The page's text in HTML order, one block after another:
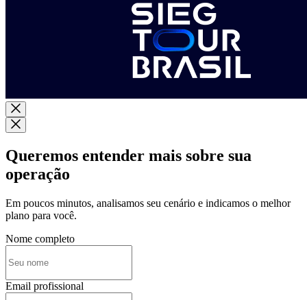
Queremos entender mais sobre sua
operação
Em poucos minutos, analisamos seu cenário e indicamos o melhor
plano para você.
Nome completo
Email profissional